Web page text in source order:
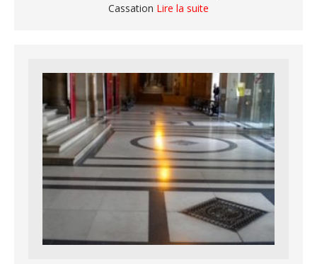
Cassation Lire la suite